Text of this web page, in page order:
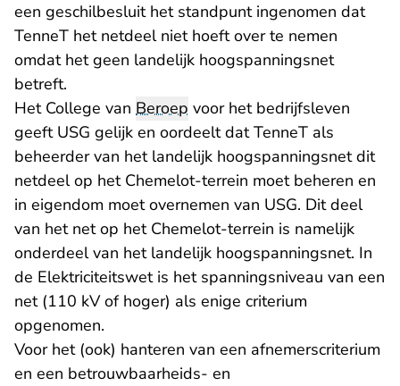
een geschilbesluit het standpunt ingenomen dat
TenneT het netdeel niet hoeft over te nemen
omdat het geen landelijk hoogspanningsnet
betreft.
Het College van Beroep voor het bedrijfsleven
geeft USG gelijk en oordeelt dat TenneT als
beheerder van het landelijk hoogspanningsnet dit
netdeel op het Chemelot-terrein moet beheren en
in eigendom moet overnemen van USG. Dit deel
van het net op het Chemelot-terrein is namelijk
onderdeel van het landelijk hoogspanningsnet. In
de Elektriciteitswet is het spanningsniveau van een
net (110 kV of hoger) als enige criterium
opgenomen.
Voor het (ook) hanteren van een afnemerscriterium
en een betrouwbaarheids- en